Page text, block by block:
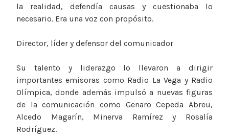
la realidad, defendía causas y cuestionaba lo
necesario. Era una voz con propósito.
Director, líder y defensor del comunicador
Su talento y liderazgo lo llevaron a dirigir
importantes emisoras como Radio La Vega y Radio
Olímpica, donde además impulsó a nuevas figuras
de la comunicación como Genaro Cepeda Abreu,
Alcedo Magarín, Minerva Ramírez y Rosalía
Rodríguez.